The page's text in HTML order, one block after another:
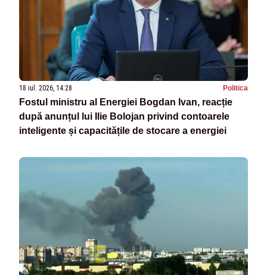
18 iul. 2026, 14:28 Politica
Fostul ministru al Energiei Bogdan Ivan, reacție
după anunțul lui Ilie Bolojan privind contoarele
inteligente și capacitățile de stocare a energiei